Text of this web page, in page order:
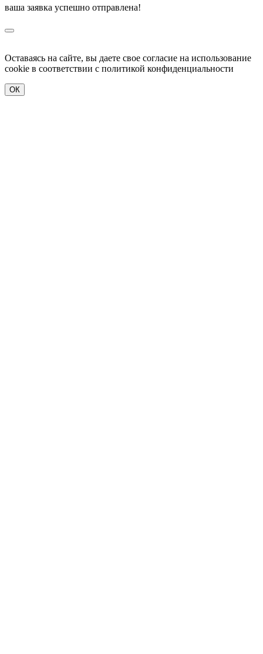
ваша заявка успешно отправлена!
Оставаясь на сайте, вы даете свое согласие на использование
cookie в соответствии c политикой конфиденциальности
ОК